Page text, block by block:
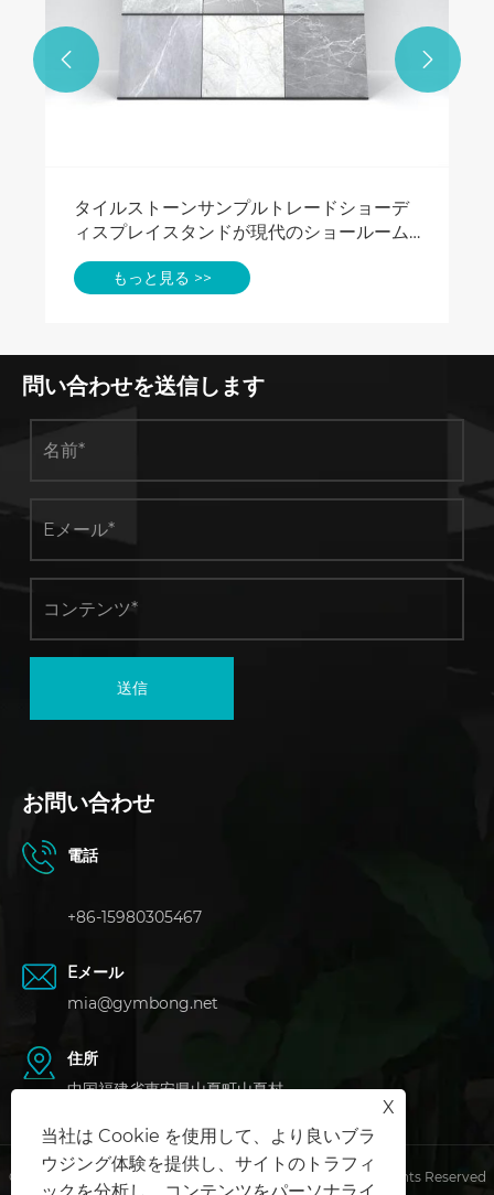
タイルストーンサンプルトレードショーデ
ィスプレイスタンドが現代のショールーム
もっと見る >>
 
問い合わせを送信します
送信
お問い合わせ
電話
+86-15980305467
Eメール
mia@gymbong.net
住所
中国福建省恵安県山夏町山夏村
Copyright © 2024 泉州中波ディスプレイ小道具有限公司 All Rights Reserved
X
当社は Cookie を使用して、より良いブラ
ウジング体験を提供し、サイトのトラフィ